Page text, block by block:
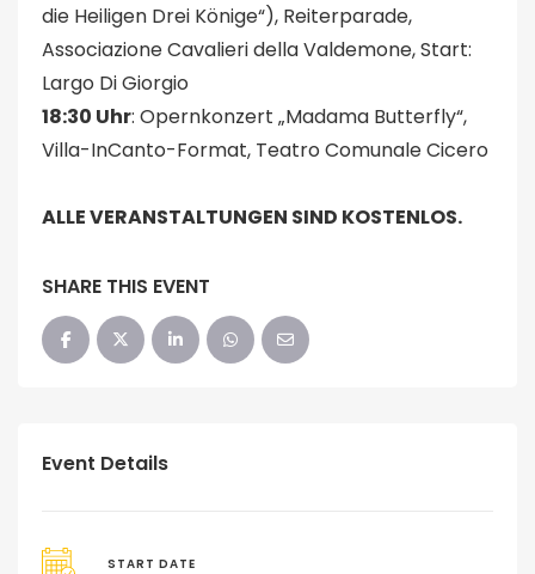
die Heiligen Drei Könige“), Reiterparade,
Associazione Cavalieri della Valdemone, Start:
Largo Di Giorgio
18:30 Uhr: Opernkonzert „Madama Butterfly“,
Villa-InCanto-Format, Teatro Comunale Cicero
ALLE VERANSTALTUNGEN SIND KOSTENLOS.
SHARE THIS EVENT
Event Details
START DATE